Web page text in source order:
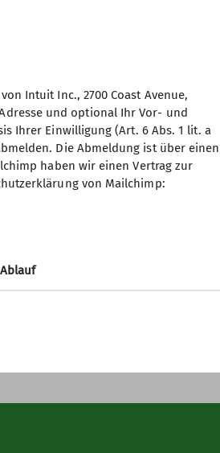
Sektion Mainz des
Alpenvereins (DAV) e.V.
Turmstr. 85
Intuit Inc., 2700 Coast Avenue,
und optional Ihr Vor- und
Ihrer Einwilligung (Art. 6 Abs. 1 lit. a
Die Abmeldung ist über einen
haben wir einen Vertrag zur
von Mailchimp:
Ablauf